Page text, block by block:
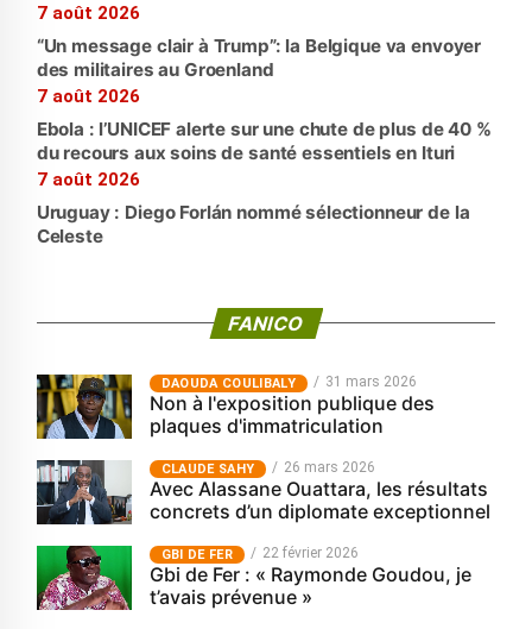
7 août 2026
“Un message clair à Trump”: la Belgique va envoyer
des militaires au Groenland
7 août 2026
Ebola : l’UNICEF alerte sur une chute de plus de 40 %
du recours aux soins de santé essentiels en Ituri
7 août 2026
Uruguay : Diego Forlán nommé sélectionneur de la
Celeste
FANICO
‎DAOUDA COULIBALY 31 mars 2026
Non à l'exposition publique des
plaques d'immatriculation
CLAUDE SAHY 26 mars 2026
Avec Alassane Ouattara, les résultats
concrets d’un diplomate exceptionnel
GBI DE FER 22 février 2026
Gbi de Fer : « Raymonde Goudou, je
t’avais prévenue »